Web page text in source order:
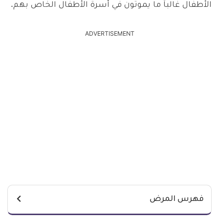
الأطفال غالباً ما يموتون في أسرة الأطفال الخاص بهم.
ADVERTISEMENT
فهرس المرض